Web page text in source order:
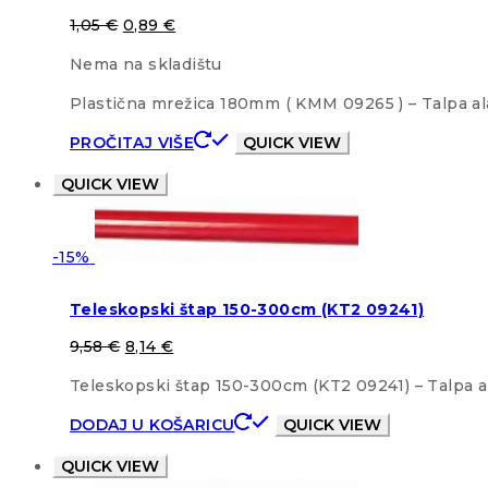
1,05€ 0,89 €
Nema na skladištu
Plastična mrežica 180mm ( KMM 09265 ) – Talpa
PROČITAJ VIŠE
QUICK VIEW
QUICK VIEW
-15%
Teleskopski štap 150-300cm (KT2 09241)
9,58€ 8,14 €
Teleskopski štap 150-300cm (KT2 09241) – Talpa
DODAJ U KOŠARICU
QUICK VIEW
QUICK VIEW